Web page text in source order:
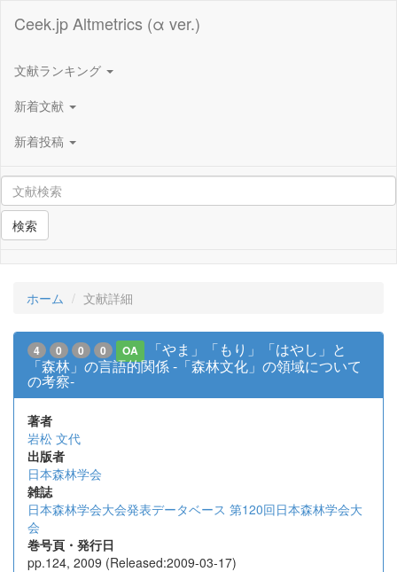
Ceek.jp Altmetrics (α ver.)
文献ランキング
新着文献
新着投稿
検索
ホーム 文献詳細
4 0 0 0 OA
「やま」「もり」「はやし」と
「森林」の言語的関係 -「森林文化」の領域について
の考察-
著者
岩松 文代
出版者
日本森林学会
雑誌
日本森林学会大会発表データベース 第120回日本森林学会大
会
巻号頁・発行日
pp.124, 2009 (Released:2009-03-17)